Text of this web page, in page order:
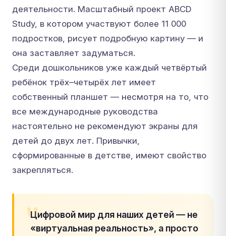
деятельности. Масштабный проект ABCD
Study, в котором участвуют более 11 000
подростков, рисует подробную картину — и
она заставляет задуматься.
Среди дошкольников уже каждый четвёртый
ребёнок трёх–четырёх лет имеет
собственный планшет — несмотря на то, что
все международные руководства
настоятельно не рекомендуют экраны для
детей до двух лет. Привычки,
сформированные в детстве, имеют свойство
закрепляться.
Цифровой мир для наших детей — не
«виртуальная реальность», а просто